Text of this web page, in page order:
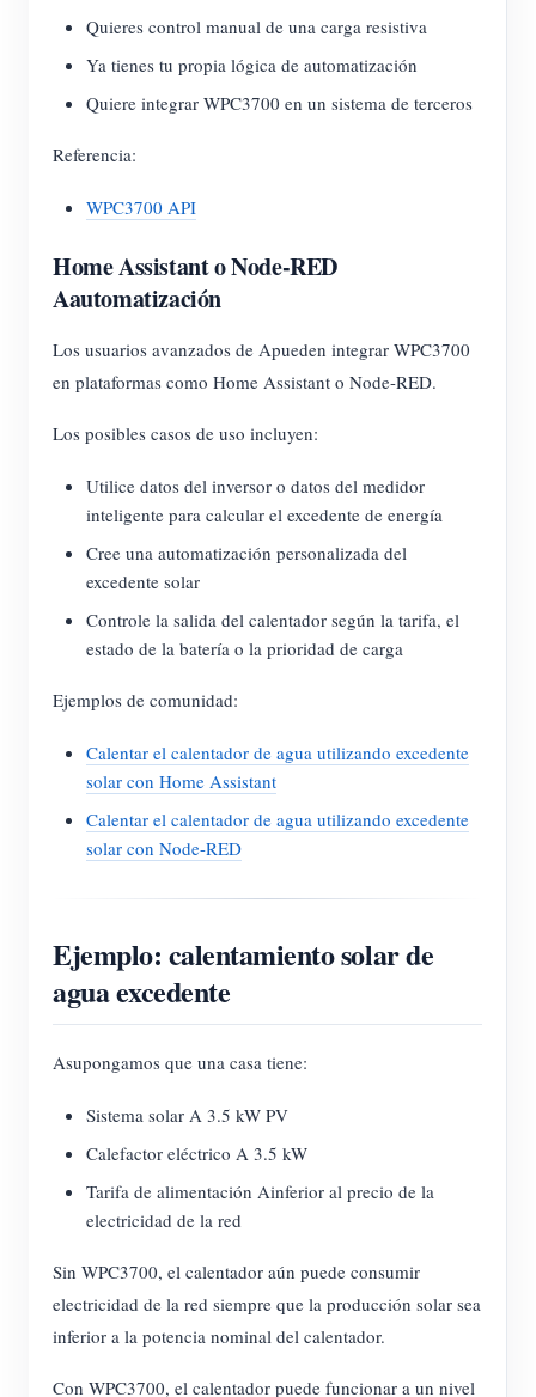
Quieres control manual de una carga resistiva
Ya tienes tu propia lógica de automatización
Quiere integrar WPC3700 en un sistema de terceros
Referencia:
WPC3700 API
Home Assistant o Node-RED
Aautomatización
Los usuarios avanzados de Apueden integrar WPC3700
en plataformas como Home Assistant o Node-RED.
Los posibles casos de uso incluyen:
Utilice datos del inversor o datos del medidor
inteligente para calcular el excedente de energía
Cree una automatización personalizada del
excedente solar
Controle la salida del calentador según la tarifa, el
estado de la batería o la prioridad de carga
Ejemplos de comunidad:
Calentar el calentador de agua utilizando excedente
solar con Home Assistant
Calentar el calentador de agua utilizando excedente
solar con Node-RED
Ejemplo: calentamiento solar de
agua excedente
Asupongamos que una casa tiene:
Sistema solar A 3.5 kW PV
Calefactor eléctrico A 3.5 kW
Tarifa de alimentación Ainferior al precio de la
electricidad de la red
Sin WPC3700, el calentador aún puede consumir
electricidad de la red siempre que la producción solar sea
inferior a la potencia nominal del calentador.
Con WPC3700, el calentador puede funcionar a un nivel